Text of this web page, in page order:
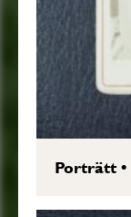
Porträtt•